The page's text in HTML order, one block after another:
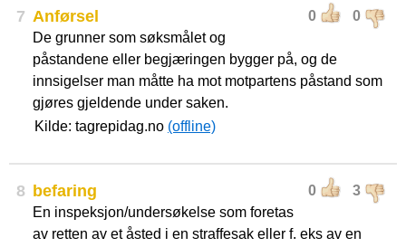
7 0 0
Anførsel
De grunner som søksmålet og
påstandene eller begjæringen bygger på, og de
innsigelser man måtte ha mot motpartens påstand som
gjøres gjeldende under saken.
Kilde: tagrepidag.no (offline)
8 0 3
befaring
En inspeksjon/undersøkelse som foretas
av retten av et åsted i en straffesak eller f. eks av en